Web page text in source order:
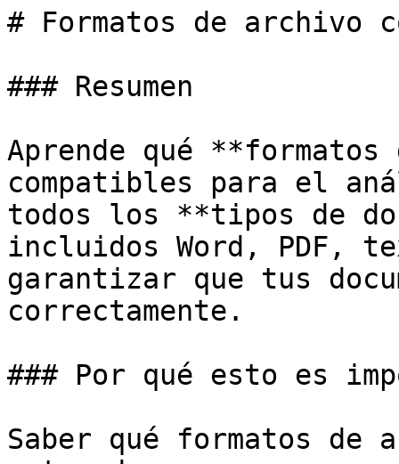
# Formatos de archivo
### Resumen
Aprende qué
compatibles para el
todos los **tipos de
incluidos Word, PDF,
garantizar que tus
correctamente.
### Por qué esto es
Saber qué formatos de